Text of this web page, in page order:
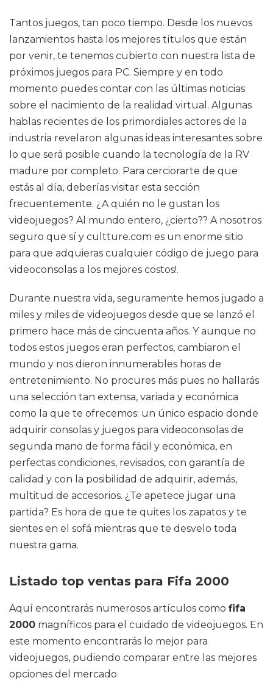
Tantos juegos, tan poco tiempo. Desde los nuevos
lanzamientos hasta los mejores títulos que están
por venir, te tenemos cubierto con nuestra lista de
próximos juegos para PC. Siempre y en todo
momento puedes contar con las últimas noticias
sobre el nacimiento de la realidad virtual. Algunas
hablas recientes de los primordiales actores de la
industria revelaron algunas ideas interesantes sobre
lo que será posible cuando la tecnología de la RV
madure por completo. Para cerciorarte de que
estás al día, deberías visitar esta sección
frecuentemente. ¿A quién no le gustan los
videojuegos? Al mundo entero, ¿cierto?? A nosotros
seguro que sí y cultture.com es un enorme sitio
para que adquieras cualquier código de juego para
videoconsolas a los mejores costos!.
Durante nuestra vida, seguramente hemos jugado a
miles y miles de videojuegos desde que se lanzó el
primero hace más de cincuenta años. Y aunque no
todos estos juegos eran perfectos, cambiaron el
mundo y nos dieron innumerables horas de
entretenimiento. No procures más pues no hallarás
una selección tan extensa, variada y económica
como la que te ofrecemos: un único espacio donde
adquirir consolas y juegos para videoconsolas de
segunda mano de forma fácil y económica, en
perfectas condiciones, revisados, con garantía de
calidad y con la posibilidad de adquirir, además,
multitud de accesorios. ¿Te apetece jugar una
partida? Es hora de que te quites los zapatos y te
sientes en el sofá mientras que te desvelo toda
nuestra gama.
Listado top ventas para Fifa 2000
Aquí encontrarás numerosos artículos como fifa
2000 magníficos para el cuidado de videojuegos. En
este momento encontrarás lo mejor para
videojuegos, pudiendo comparar entre las mejores
opciones del mercado.